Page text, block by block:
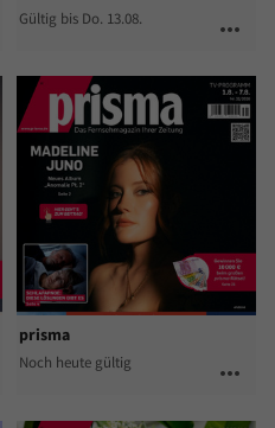
Gültig bis Do. 13.08. more_horiz
prisma
Noch heute gültig more_horiz